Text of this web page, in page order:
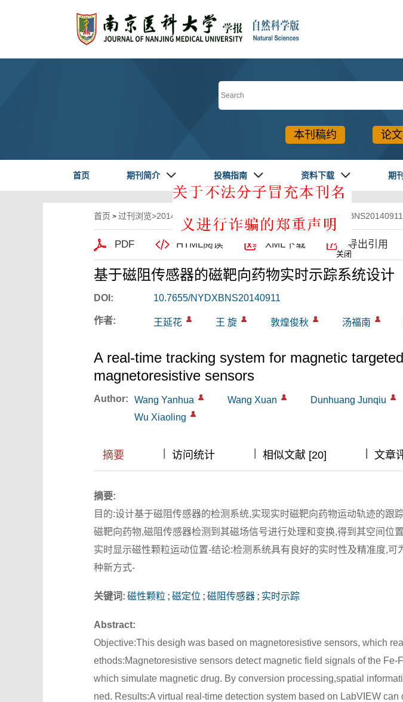
本刊稿约 论
首页 期刊简介 投稿指南 资料下载 期
首页 > 过刊浏览>2014年第卷第9期 >1206-1212. DOI:10.7655/NYDXBNS20140911
PDF HTML阅读 XML下载 导出引用
基于磁阻传感器的磁靶向药物实时示踪系统设计
DOI: 10.7655/NYDXBNS20140911
作者: 王延花 王 旋 敦煌俊秋 汤福南
A real-time tracking system for magnetic
magnetoresistive sensors
Author: Wang Yanhua Wang Xuan Dunhuang Junqiu
Wu Xiaoling
摘要 || 访问统计 || 相似文献 [20] ||| 文章
摘要:
目的:设计基于磁阻传感器的检测系统,实现实时磁靶向药物运动轨迹的跟
磁靶向药物,磁阻传感器检测到其磁场信号进行处理和变换,得到其空间位
实时显示磁性颗粒运动位置-结论:检测系统具有良好的实时性及精准度,
种新方式-
关键词: 磁性颗粒 ; 磁定位 ; 磁阻传感器 ; 实时示踪
Abstract:
Objective:This desigh was based on magnetoresistive sensors, which
ethods:Magnetoresistive sensors detect magnetic field signals of the
which simulate magnetic drug. By conversion processing,spatial
ned. Results:A virtual real-time detection system based on LabVIEW
关闭